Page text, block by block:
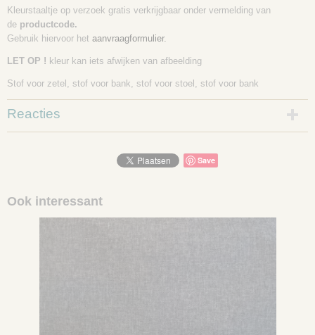
Kleurstaaltje op verzoek gratis verkrijgbaar onder vermelding van
de productcode.
Gebruik hiervoor het aanvraagformulier.
LET OP ! kleur kan iets afwijken van afbeelding
Stof voor zetel, stof voor bank, stof voor stoel, stof voor bank
Reacties
Save
Ook interessant